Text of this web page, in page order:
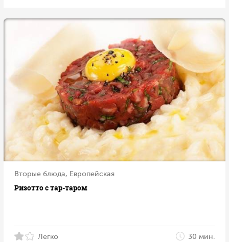
Вторые блюда, Европейская
Ризотто с тар-таром
Легко 30 мин.